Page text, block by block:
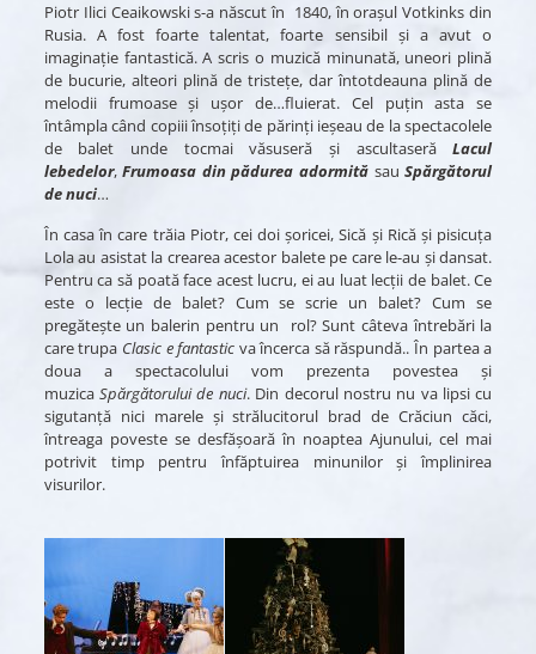
Piotr Ilici Ceaikowski s-a născut în 1840, în orașul Votkinks din
Rusia. A fost foarte talentat, foarte sensibil și a avut o
imaginație fantastică. A scris o muzică minunată, uneori plină
de bucurie, alteori plină de tristețe, dar întotdeauna plină de
melodii frumoase și ușor de…fluierat. Cel puțin asta se
întâmpla când copiii însoțiți de părinți ieșeau de la spectacolele
de balet unde tocmai văsuseră și ascultaseră
Lacul
lebedelor,Frumoasa din pădurea adormită sauSpărgătorul
de nuci…
În casa în care trăia Piotr, cei doi șoricei, Sică și Rică și pisicuța
Lola au asistat la crearea acestor balete pe care le-au și dansat.
Pentru ca să poată face acest lucru, ei au luat lecții de balet. Ce
este o lecție de balet? Cum se scrie un balet? Cum se
pregătește un balerin pentru un rol? Sunt câteva întrebări la
care trupa Clasic e fantastic va încerca să răspundă.. În partea a
doua a spectacolului vom prezenta povestea și
muzicaSpărgătorului de nuci. Din decorul nostru nu va lipsi cu
sigutanță nici marele și strălucitorul brad de Crăciun căci,
întreaga poveste se desfășoară în noaptea Ajunului, cel mai
potrivit timp pentru înfăptuirea minunilor și împlinirea
visurilor.